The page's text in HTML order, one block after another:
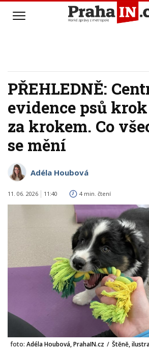
PŘEHLEDNĚ:
evidence psů krok
za krokem. Co
se mění
Adéla Houbová
11. 06. 2026 11:40 4 min. čtení
foto: Adéla Houbová, PrahaIN.cz / Štěně,